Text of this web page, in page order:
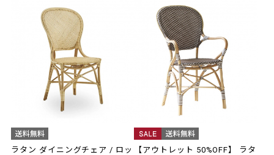
ラタン ダイニングチェア / ロッ
【アウトレット 50%OFF】 ラタ